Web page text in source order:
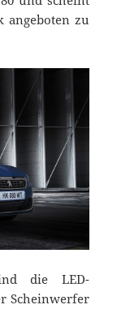
angeboten zu
die LED-
Scheinwerfer